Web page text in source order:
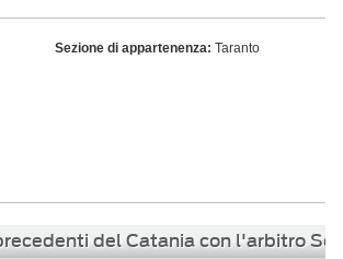
Sebastio
Sezione di appartenenza: Taranto
del Catania con l'arbitro